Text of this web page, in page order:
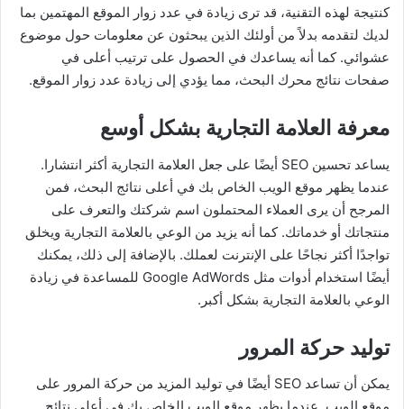
كنتيجة لهذه التقنية، قد ترى زيادة في عدد زوار الموقع المهتمين بما
لديك لتقدمه بدلاً من أولئك الذين يبحثون عن معلومات حول موضوع
عشوائي. كما أنه يساعدك في الحصول على ترتيب أعلى في
صفحات نتائج محرك البحث، مما يؤدي إلى زيادة عدد زوار الموقع.
معرفة العلامة التجارية بشكل أوسع
يساعد تحسين SEO أيضًا على جعل العلامة التجارية أكثر انتشارا.
عندما يظهر موقع الويب الخاص بك في أعلى نتائج البحث، فمن
المرجح أن يرى العملاء المحتملون اسم شركتك والتعرف على
منتجاتك أو خدماتك. كما أنه يزيد من الوعي بالعلامة التجارية ويخلق
تواجدًا أكثر نجاحًا على الإنترنت لعملك. بالإضافة إلى ذلك، يمكنك
أيضًا استخدام أدوات مثل Google AdWords للمساعدة في زيادة
الوعي بالعلامة التجارية بشكل أكبر.
توليد حركة المرور
يمكن أن تساعد SEO أيضًا في توليد المزيد من حركة المرور على